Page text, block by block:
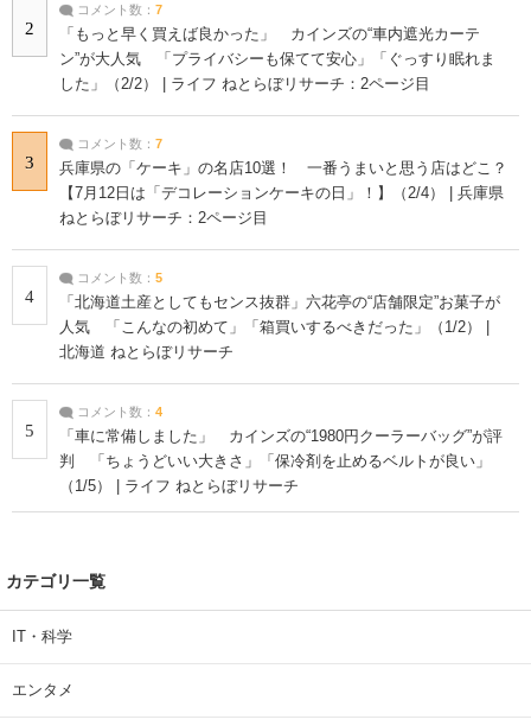
2
コメント数： 7
「もっと早く買えば良かった」 カインズの“車内遮光カーテ
ン”が大人気 「プライバシーも保てて安心」「ぐっすり眠れま
した」（2/2） | ライフ ねとらぼリサーチ：2ページ目
3
コメント数： 7
兵庫県の「ケーキ」の名店10選！ 一番うまいと思う店はどこ？
【7月12日は「デコレーションケーキの日」！】（2/4） | 兵庫県
ねとらぼリサーチ：2ページ目
4
コメント数： 5
「北海道土産としてもセンス抜群」六花亭の“店舗限定”お菓子が
人気 「こんなの初めて」「箱買いするべきだった」（1/2） |
北海道 ねとらぼリサーチ
5
コメント数： 4
「車に常備しました」 カインズの“1980円クーラーバッグ”が評
判 「ちょうどいい大きさ」「保冷剤を止めるベルトが良い」
（1/5） | ライフ ねとらぼリサーチ
カテゴリ一覧
IT・科学
エンタメ